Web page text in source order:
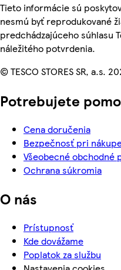
Tieto informácie sú
nesmú byť reprodukované
predchádzajúceho súhlasu
náležitého potvrdenia.
© TESCO STORES SR, a.s.
Potrebujete
Cena doručenia
Bezpečnosť pri
Všeobecné obchodné
Ochrana súkromia
O nás
Prístupnosť
Kde dovážame
Poplatok za službu